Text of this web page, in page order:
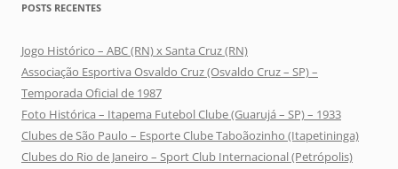
POSTS RECENTES
Jogo Histórico – ABC (RN) x Santa Cruz (RN)
Associação Esportiva Osvaldo Cruz (Osvaldo Cruz – SP) –
Temporada Oficial de 1987
Foto Histórica – Itapema Futebol Clube (Guarujá – SP) – 1933
Clubes de São Paulo – Esporte Clube Taboãozinho (Itapetininga)
Clubes do Rio de Janeiro – Sport Club Internacional (Petrópolis)